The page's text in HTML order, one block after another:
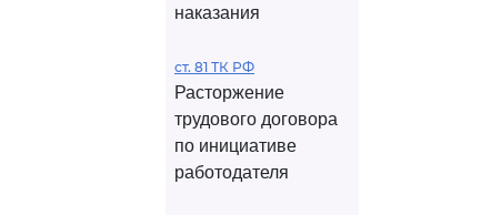
наказания
ст. 81 ТК РФ
Расторжение
трудового договора
по инициативе
работодателя